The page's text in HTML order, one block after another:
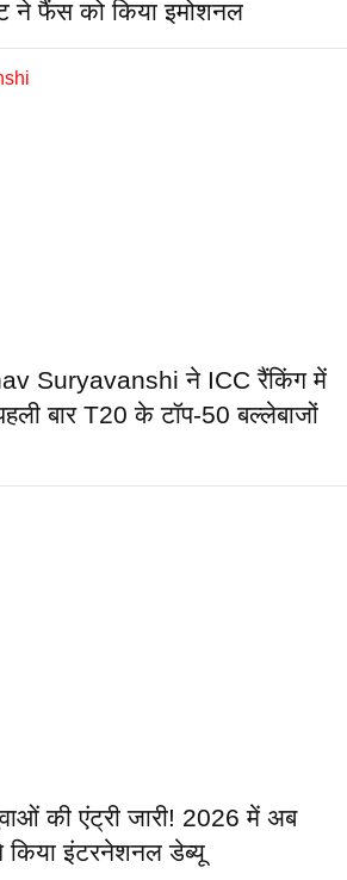
ने फैंस को किया इमोशनल
Suryavanshi ने ICC रैंकिंग में
बार T20 के टॉप-50 बल्लेबाजों
की एंट्री जारी! 2026 में अब
किया इंटरनेशनल डेब्यू